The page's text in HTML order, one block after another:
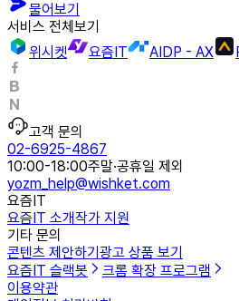
물어보기
서비스 전체보기
위시켓
요즘IT AIDP - AX
고객 문의
02-6925-4867
10:00-18:00주말·공휴일 제외
yozm_help@wishket.com
요즘IT
요즘IT 소개작가 지원
기타 문의
콘텐츠 제안하기 광고 상품 보기
요즘IT 슬랙봇
크롬 확장 프로그램
이용약관